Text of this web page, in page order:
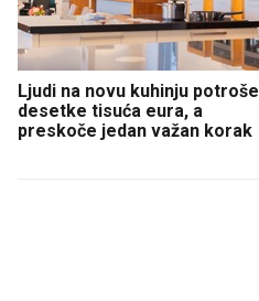
Ljudi na novu kuhinju potroše
desetke tisuća eura, a
preskoče jedan važan korak